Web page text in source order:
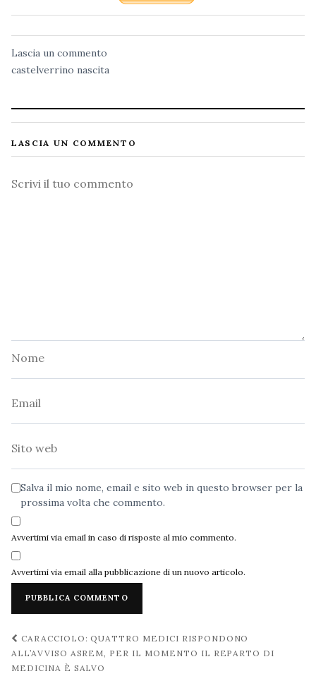
Lascia un commento
castelverrino nascita
LASCIA UN COMMENTO
Commento
Salva il mio nome, email e sito web in questo browser per la
prossima volta che commento.
Avvertimi via email in caso di risposte al mio commento.
Avvertimi via email alla pubblicazione di un nuovo articolo.
Navigazione
post
CARACCIOLO: QUATTRO MEDICI RISPONDONO
ALL’AVVISO ASREM, PER IL MOMENTO IL REPARTO DI
MEDICINA È SALVO